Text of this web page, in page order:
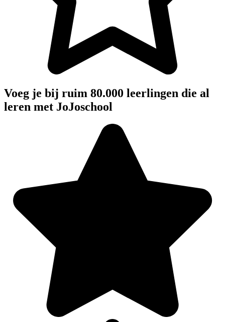
Voeg je bij ruim 80.000 leerlingen die al
leren met JoJoschool